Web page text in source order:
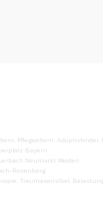
Pflegeeltern, Adoptivkinder,
Bayern
Neumarkt Weiden
Rosenberg
Traumasensibel,